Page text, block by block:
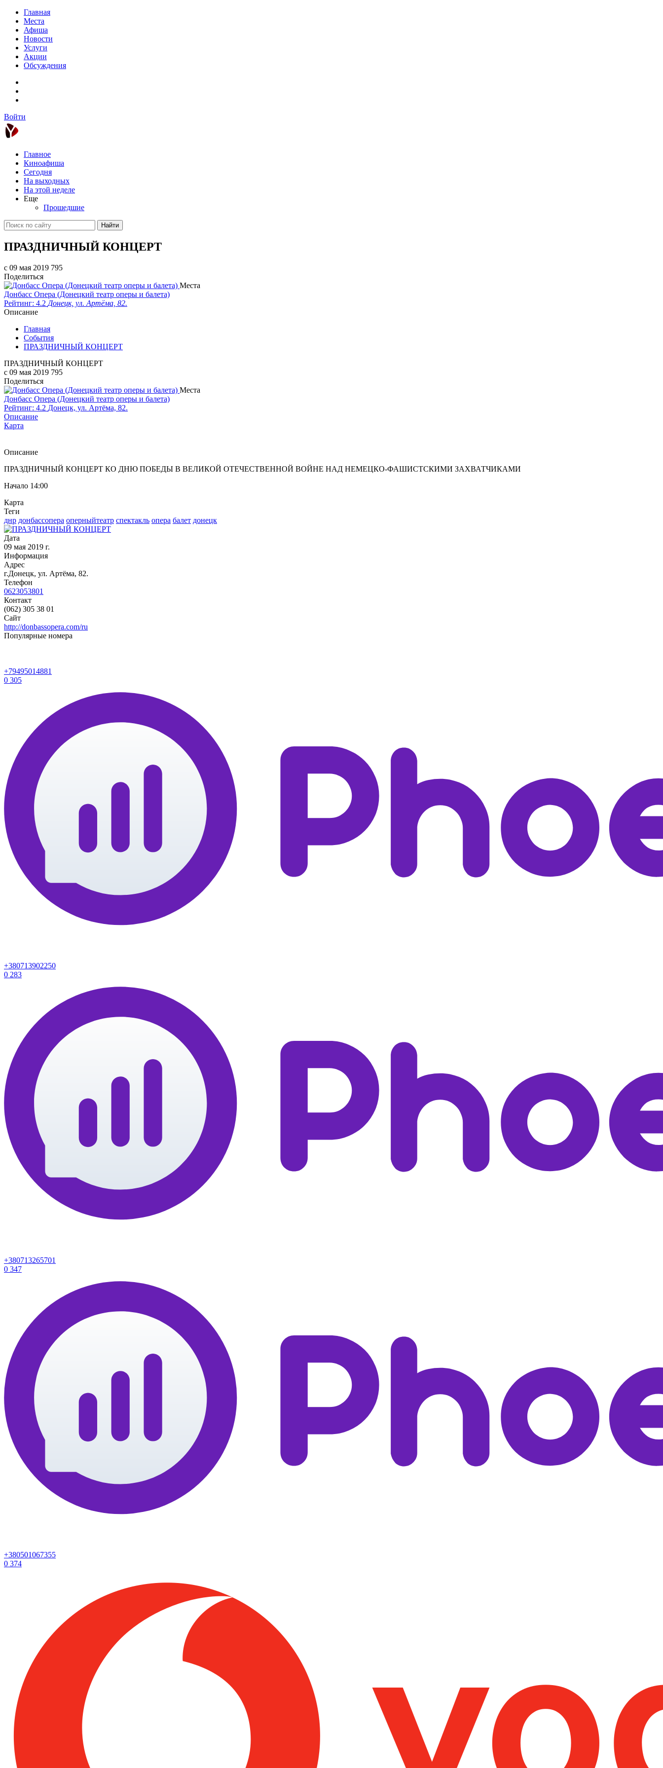
Главная
Места
Афиша
Новости
Услуги
Акции
Обсуждения
Войти
Главное
Киноафиша
Сегодня
На выходных
На этой неделе
Еще
Прошедшие
Найти
​ПРАЗДНИЧНЫЙ КОНЦЕРТ
c 09 мая 2019 795
Поделиться
Места
Донбасс Опера (Донецкий театр оперы и балета)
Рейтинг: 4.2 Донецк, ул. Артёма, 82.
Описание
Главная
События
​ПРАЗДНИЧНЫЙ КОНЦЕРТ
​ПРАЗДНИЧНЫЙ КОНЦЕРТ
c 09 мая 2019 795
Поделиться
Места
Донбасс Опера (Донецкий театр оперы и балета)
Рейтинг: 4.2 Донецк, ул. Артёма, 82.
Описание
Карта
Описание
ПРАЗДНИЧНЫЙ КОНЦЕРТ КО ДНЮ ПОБЕДЫ В ВЕЛИКОЙ ОТЕЧЕСТВЕННОЙ ВОЙНЕ НАД НЕМЕЦКО-ФАШИСТСКИМИ ЗАХВАТЧИКАМИ
Начало 14:00
Карта
Теги
днр донбассопера оперныйтеатр спектакль опера балет донецк
Дата
09 мая 2019 г.
Информация
Адрес
г.Донецк, ул. Артёма, 82.
Телефон
0623053801
Контакт
(062) 305 38 01
Сайт
http://donbassopera.com/ru
Популярные номера
+79495014881
0 305
+380713902250
0 283
+380713265701
0 347
+380501067355
0 374